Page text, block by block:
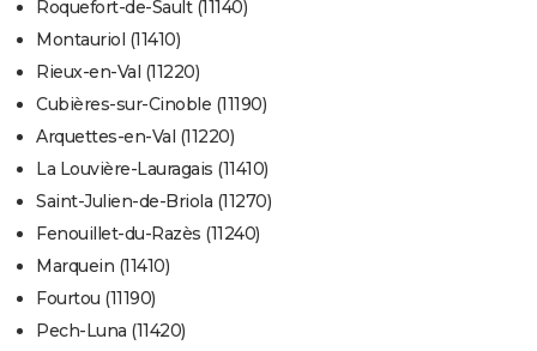
Roquefort-de-Sault (11140)
Montauriol (11410)
Rieux-en-Val (11220)
Cubières-sur-Cinoble (11190)
Arquettes-en-Val (11220)
La Louvière-Lauragais (11410)
Saint-Julien-de-Briola (11270)
Fenouillet-du-Razès (11240)
Marquein (11410)
Fourtou (11190)
Pech-Luna (11420)